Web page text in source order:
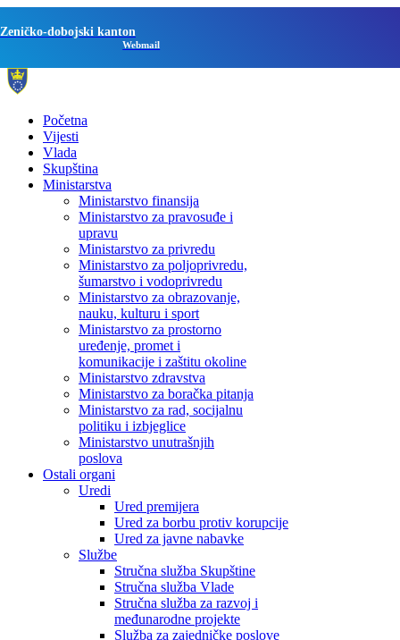
Zeničko-dobojski kanton
Webmail
Početna
Vijesti
Vlada
Skupština
Ministarstva
Ministarstvo finansija
Ministarstvo za pravosuđe i
upravu
Ministarstvo za privredu
Ministarstvo za poljoprivredu,
šumarstvo i vodoprivredu
Ministarstvo za obrazovanje,
nauku, kulturu i sport
Ministarstvo za prostorno
uređenje, promet i
komunikacije i zaštitu okoline
Ministarstvo zdravstva
Ministarstvo za boračka pitanja
Ministarstvo za rad, socijalnu
politiku i izbjeglice
Ministarstvo unutrašnjih
poslova
Ostali organi
Uredi
Ured premijera
Ured za borbu protiv korupcije
Ured za javne nabavke
Službe
Stručna služba Skupštine
Stručna služba Vlade
Stručna služba za razvoj i
međunarodne projekte
Služba za zajedničke poslove